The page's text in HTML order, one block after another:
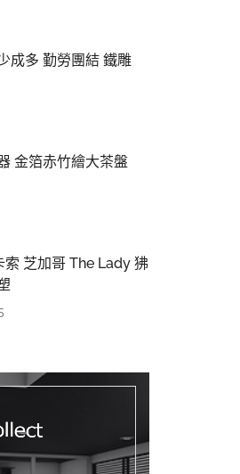
成多 勤勞團結 鐵雕
金箔赤竹繪大茶盤
索 芝加哥 The Lady 狒